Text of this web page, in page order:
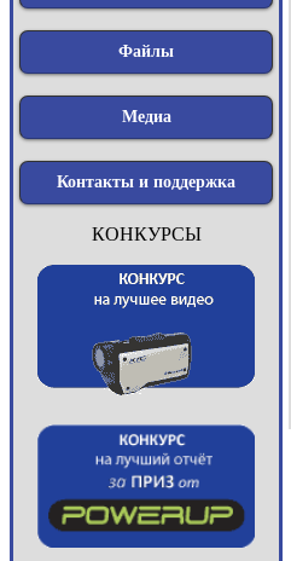
Файлы
Медиа
Контакты и поддержка
КОНКУРСЫ